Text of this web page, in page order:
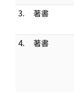
3.
著書
4.
著書